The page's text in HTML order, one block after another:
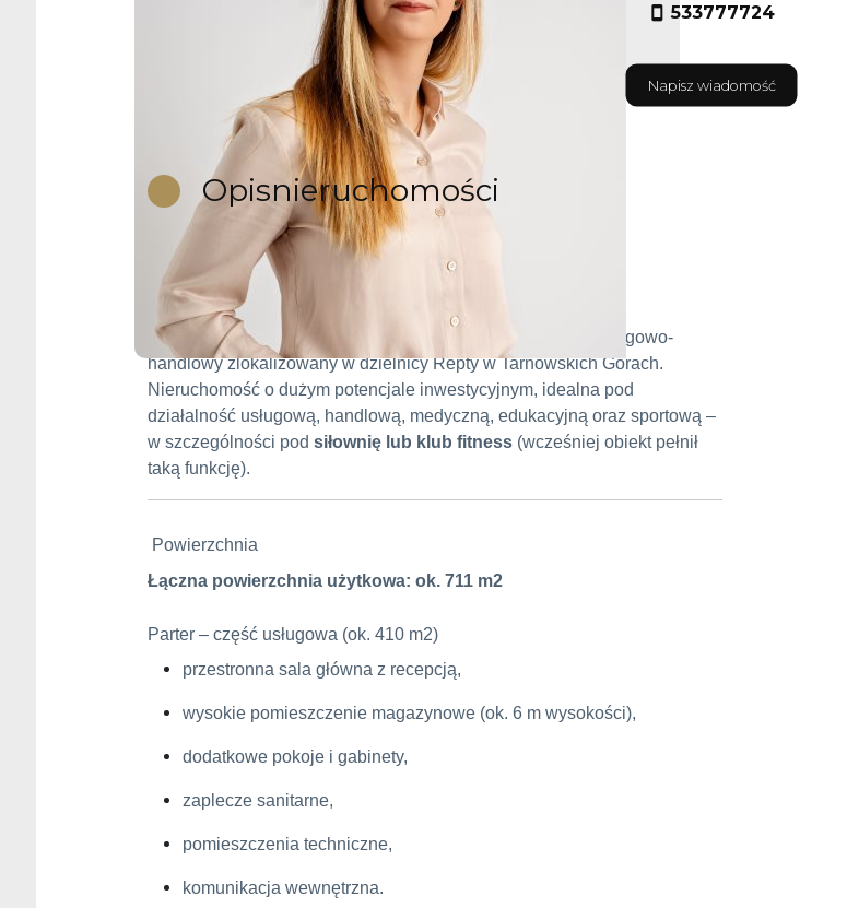
533777724
Napisz wiadomość
Opisnieruchomości
Do wynajęcia budynek usługowo-handlowy
Do wynajęcia wolnostojący, dwukondygnacyjny budynek usługowo-
handlowy zlokalizowany w dzielnicy Repty w Tarnowskich Górach.
Nieruchomość o dużym potencjale inwestycyjnym, idealna pod
działalność usługową, handlową, medyczną, edukacyjną oraz sportową –
w szczególności pod siłownię lub klub fitness (wcześniej obiekt pełnił
taką funkcję).
Powierzchnia
Łączna powierzchnia użytkowa: ok. 711 m2
Parter – część usługowa (ok. 410 m2)
przestronna sala główna z recepcją,
wysokie pomieszczenie magazynowe (ok. 6 m wysokości),
dodatkowe pokoje i gabinety,
zaplecze sanitarne,
pomieszczenia techniczne,
komunikacja wewnętrzna.